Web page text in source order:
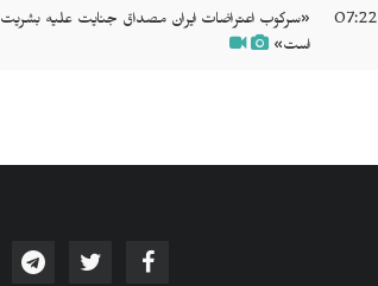
07:22
«سرکوب اعتراضات ایران مصداق جنایت علیه بشریت
است»